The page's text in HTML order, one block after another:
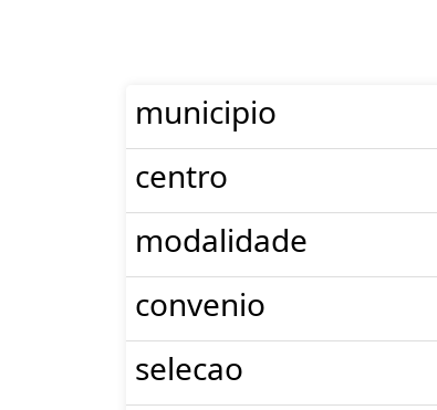
municipio
centro
modalidade
convenio
selecao